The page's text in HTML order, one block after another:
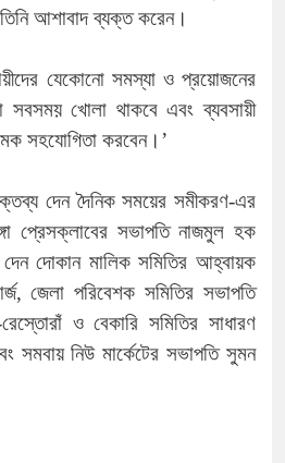
আশাবাদ ব্যক্ত করেন।
যেকোনো সমস্যা ও প্রয়োজনের
সবসময় খোলা থাকবে এবং ব্যবসায়ী
সহযোগিতা করবেন।’
দেন দৈনিক সময়ের সমীকরণ-এর
প্রেসক্লাবের সভাপতি নাজমুল হক
দোকান মালিক সমিতির আহ্বায়ক
জেলা পরিবেশক সমিতির সভাপতি
ও বেকারি সমিতির সাধারণ
সমবায় নিউ মার্কেটের সভাপতি সুমন